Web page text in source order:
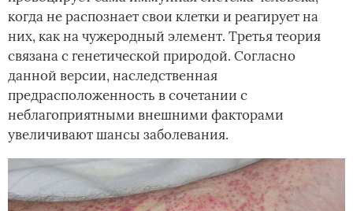
когда не распознает свои клетки и реагирует на
них, как на чужеродный элемент. Третья теория
связана с генетической природой. Согласно
данной версии, наследственная
предрасположенность в сочетании с
неблагоприятными внешними факторами
увеличивают шансы заболевания.